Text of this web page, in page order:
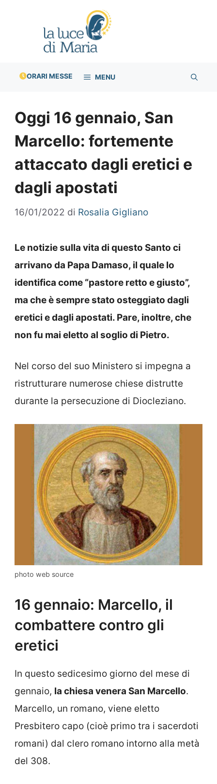
ORARI MESSE MENU
Oggi 16 gennaio, San
Marcello: fortemente
attaccato dagli eretici e
dagli apostati
16/01/2022 di Rosalia Gigliano
Le notizie sulla vita di questo Santo ci
arrivano da Papa Damaso, il quale lo
identifica come “pastore retto e giusto”,
ma che è sempre stato osteggiato dagli
eretici e dagli apostati. Pare, inoltre, che
non fu mai eletto al soglio di Pietro.
Nel corso del suo Ministero si impegna a
ristrutturare numerose chiese distrutte
durante la persecuzione di Diocleziano.
photo web source
16 gennaio: Marcello, il
combattere contro gli
eretici
In questo sedicesimo giorno del mese di
gennaio, la chiesa venera San Marcello.
Marcello, un romano, viene eletto
Presbitero capo (cioè primo tra i sacerdoti
romani) dal clero romano intorno alla metà
del 308.